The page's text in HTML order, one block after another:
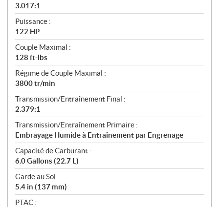
3.017:1
Puissance :
122 HP
Couple Maximal :
128 ft-lbs
Régime de Couple Maximal :
3800 tr/min
Transmission/Entraînement Final :
2.379:1
Transmission/Entraînement Primaire :
Embrayage Humide à Entraînement par Engrenage
Capacité de Carburant :
6.0 Gallons (22.7 L)
Garde au Sol :
5.4 in (137 mm)
PTAC :